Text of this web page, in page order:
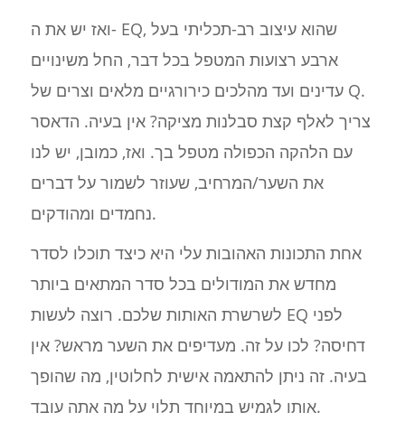
ואז יש את ה- EQ, שהוא עיצוב רב-תכליתי בעל
ארבע רצועות המטפל בכל דבר, החל משינויים
עדינים ועד מהלכים כירורגיים מלאים וצרים של Q.
צריך לאלף קצת סבלנות מציקה? אין בעיה. הדאסר
עם הלהקה הכפולה מטפל בך. ואז, כמובן, יש לנו
את השער/המרחיב, שעוזר לשמור על דברים
נחמדים ומהודקים.
אחת התכונות האהובות עלי היא כיצד תוכלו לסדר
מחדש את המודולים בכל סדר המתאים ביותר
לשרשרת האותות שלכם. רוצה לעשות EQ לפני
דחיסה? לכו על זה. מעדיפים את השער מראש? אין
בעיה. זה ניתן להתאמה אישית לחלוטין, מה שהופך
אותו לגמיש במיוחד תלוי על מה אתה עובד.